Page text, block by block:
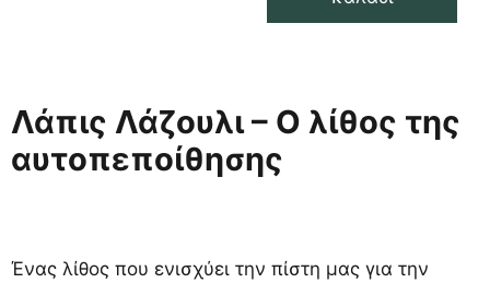
Λάπις Λάζουλι – Ο λίθος της
αυτοπεποίθησης
Ένας λίθος που ενισχύει την πίστη μας για την